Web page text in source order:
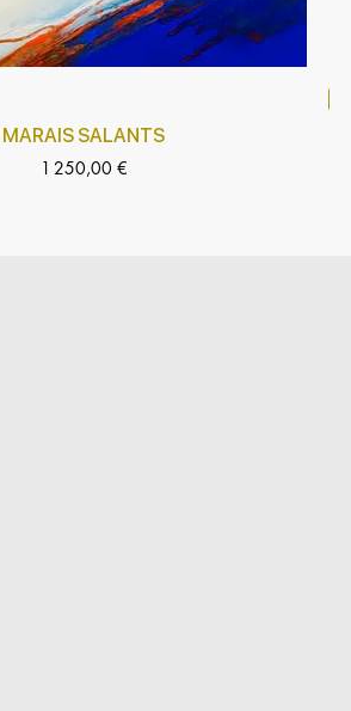
MARAIS SALANTS
Prix
1 250,00 €